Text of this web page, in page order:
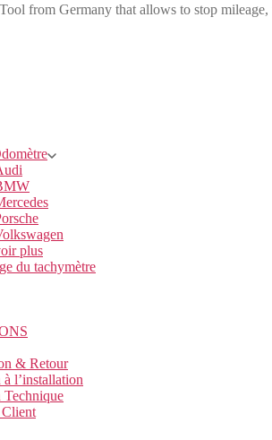
from Germany that allows to stop
plus
du tachymètre
& Retour
à l’installation
Technique
Client